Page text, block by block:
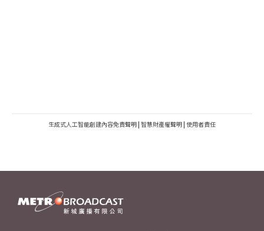
生成式人工智能創建內容免責聲明 | 智慧財產權聲明 | 使用者責任